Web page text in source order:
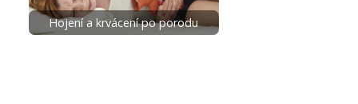
Hojení a krvácení po porodu